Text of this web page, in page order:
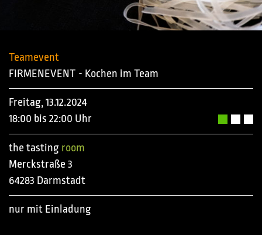
Teamevent
FIRMENEVENT - Kochen im Team
Freitag, 13.12.2024
18:00 bis 22:00 Uhr
the tasting room
Merckstraße 3
64283 Darmstadt
nur mit Einladung